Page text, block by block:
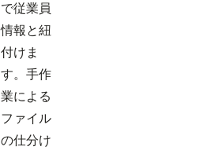
で従業員
情報と紐
付けま
す。手作
業による
ファイル
の仕分け